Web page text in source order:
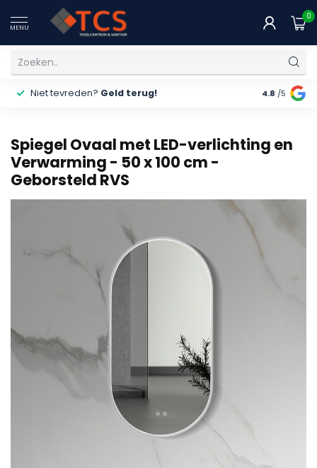
MENU
0
Niet tevreden? Geld terug! Gratis
4.8 /5
Spiegel Ovaal met LED-verlichting en
Verwarming - 50 x 100 cm -
Geborsteld RVS